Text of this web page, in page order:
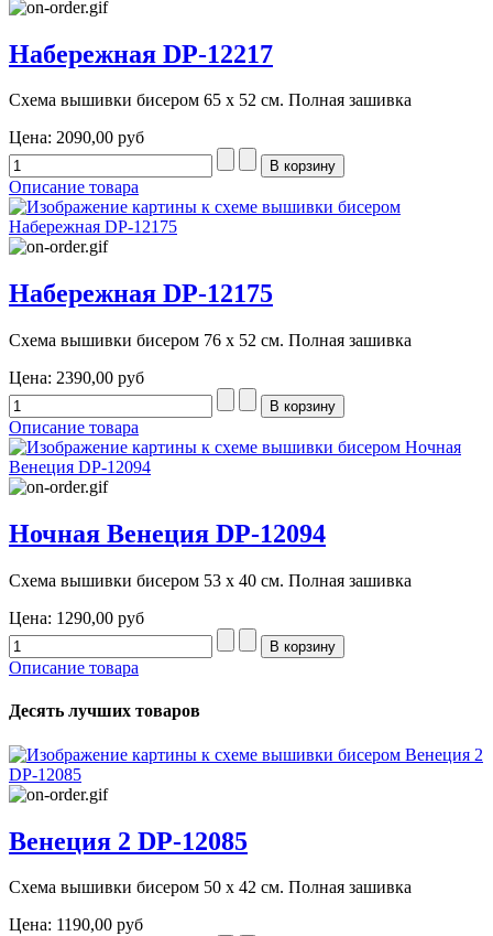
Набережная DP-12217
Схема вышивки бисером 65 х 52 см. Полная зашивка
Цена: 2090,00 руб
Описание товара
Набережная DP-12175
Схема вышивки бисером 76 х 52 см. Полная зашивка
Цена: 2390,00 руб
Описание товара
Ночная Венеция DP-12094
Схема вышивки бисером 53 х 40 см. Полная зашивка
Цена: 1290,00 руб
Описание товара
Десять лучших товаров
Венеция 2 DP-12085
Схема вышивки бисером 50 х 42 см. Полная зашивка
Цена: 1190,00 руб